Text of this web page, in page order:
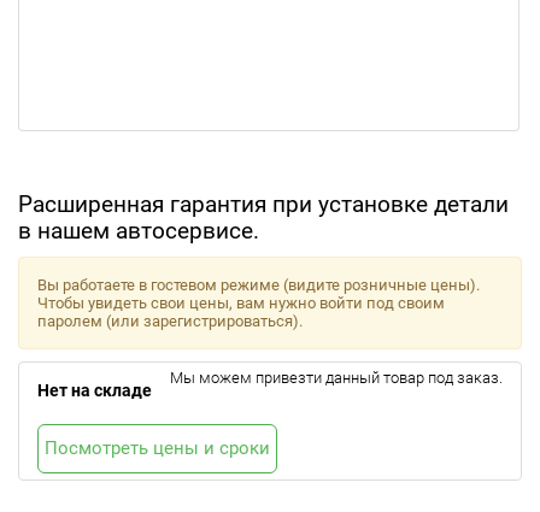
Расширенная гарантия при установке детали
в нашем автосервисе.
Вы работаете в гостевом режиме (видите розничные цены).
Чтобы увидеть свои цены, вам нужно войти под своим
паролем (или зарегистрироваться).
Нет на складе
Мы можем привезти данный товар под заказ.
Посмотреть цены и сроки